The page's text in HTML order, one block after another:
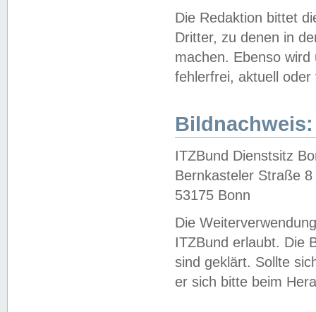
Die Redaktion bittet
Dritter, zu denen in
machen. Ebenso
fehlerfrei, aktuell oder
Bildnachweis:
ITZBund Dienstsitz
Bernkasteler Straße 8
53175 Bonn
Die
ITZBund erlaubt. Die
sind geklärt. Sollte
er sich bitte beim